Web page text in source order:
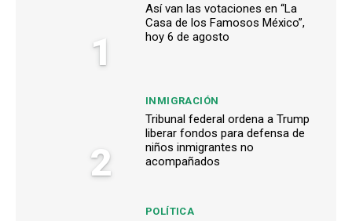
1
Así van las votaciones en “La
Casa de los Famosos México”,
hoy 6 de agosto
2
INMIGRACIÓN
Tribunal federal ordena a Trump
liberar fondos para defensa de
niños inmigrantes no
acompañados
POLÍTICA